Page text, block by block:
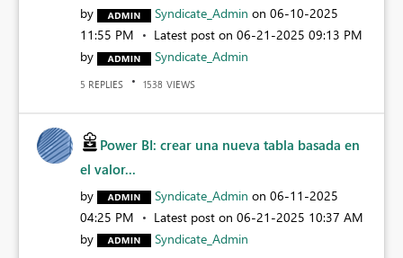
by Syndicate_Admin on ‎06-10-2025
11:55 PM
Latest post on ‎06-21-2025 09:13 PM
by
Syndicate_Admin
5 REPLIES 1538 VIEWS
Power BI: crear una nueva tabla basada en
el valor...
by Syndicate_Admin on ‎06-11-2025
04:25 PM
Latest post on ‎06-21-2025 10:37 AM
by
Syndicate_Admin